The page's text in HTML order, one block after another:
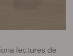
lectures de